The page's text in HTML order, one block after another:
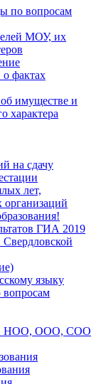
по вопросам
МОУ, их
о фактах
имуществе и
характера
на сдачу
лет,
организаций
ГИА 2019
языку
НОО, ООО, СОО